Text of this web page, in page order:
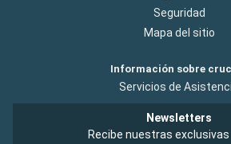
Seguridad
Mapa del sitio
Información sobre
Servicios de
Newsletters
Recibe nuestras